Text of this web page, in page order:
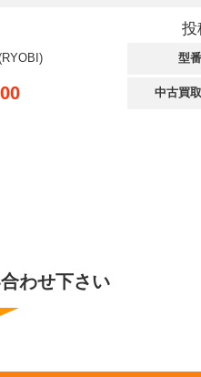
投
型番
中古買
わせ下さい